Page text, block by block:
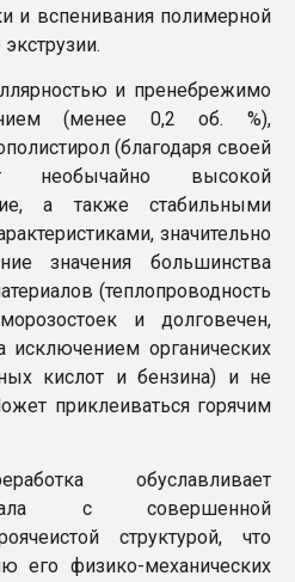
и вспенивания полимерной
и пренебрежимо
(менее 0,2 об. %),
(благодаря своей
необычайно высокой
а также стабильными
значительно
значения большинства
(теплопроводность
и долговечен,
исключением органических
кислот и бензина) и не
приклеиваться горячим
обуславливает
с совершенной
структурой, что
его физико-механических